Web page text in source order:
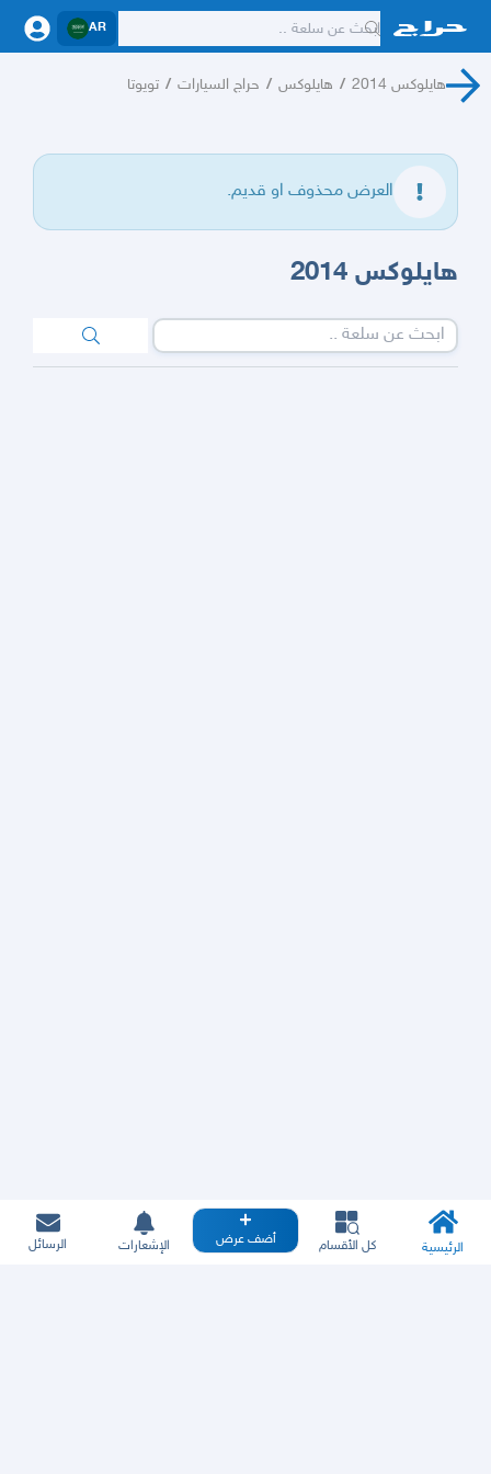
AR
هايلوكس 2014 / هايلوكس / حراج السيارات / تويوتا
العرض محذوف او قديم.
هايلوكس 2014
الرئيسية كل الأقسام أضف عرض الإشعارات الرسائل